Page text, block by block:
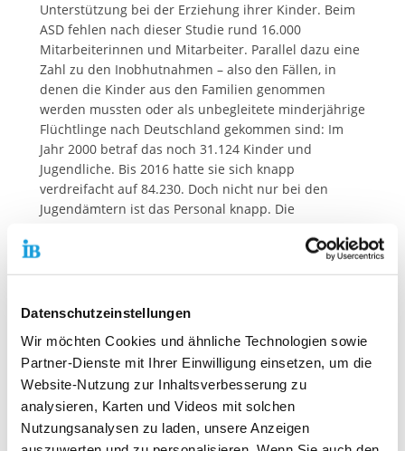
Datenschutzeinstellungen
Wir möchten Cookies und ähnliche Technologien sowie
Partner-Dienste mit Ihrer Einwilligung einsetzen, um die
Website-Nutzung zur Inhaltsverbesserung zu
analysieren, Karten und Videos mit solchen
Nutzungsanalysen zu laden, unsere Anzeigen
Unterstützung bei der Erziehung ihrer Kinder. Beim
ASD fehlen nach dieser Studie rund 16.000
Mitarbeiterinnen und Mitarbeiter. Parallel dazu eine
Zahl zu den Inobhutnahmen – also den Fällen, in
denen die Kinder aus den Familien genommen
werden mussten oder als unbegleitete minderjährige
Flüchtlinge nach Deutschland gekommen sind: Im
Jahr 2000 betraf das noch 31.124 Kinder und
Jugendliche. Bis 2016 hatte sie sich knapp
verdreifacht auf 84.230. Doch nicht nur bei den
Jugendämtern ist das Personal knapp. Die
des IB, doch auch der IB findet nicht genug
können. Das liegt auch am Geld. Die Kommunen
heranwachsenden Generation muss uns allen am
Herzen liegen. Wir werden deshalb dieses Thema an
die Entscheider in Politik und Gesellschaft
herantragen und dafür werben, dass die Zukunft der
Kinder und Jugendlichen nicht durch Sparen an der